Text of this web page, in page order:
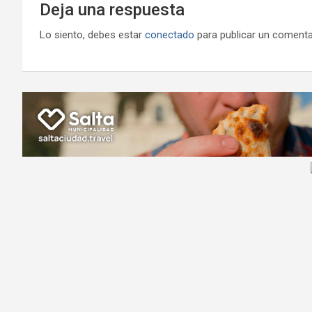
Deja una respuesta
Lo siento, debes estar conectado para publicar un